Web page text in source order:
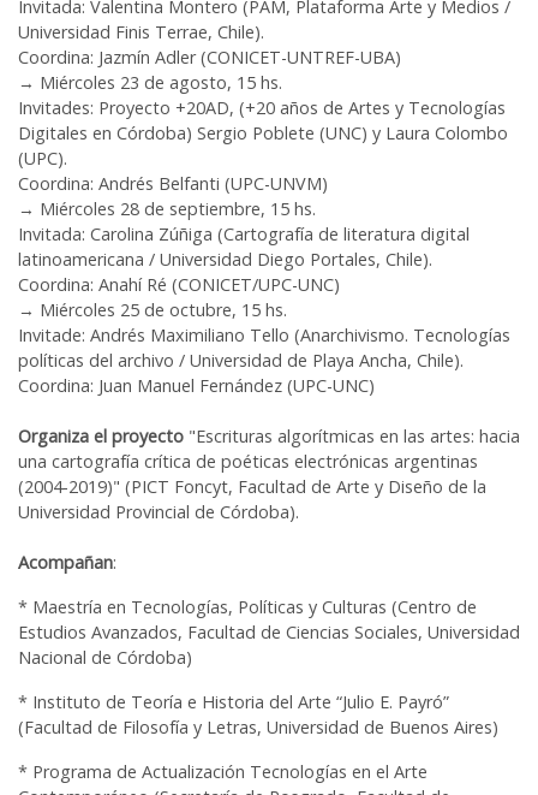
Invitada: Valentina Montero (PAM, Plataforma Arte y Medios /
Universidad Finis Terrae, Chile).
Coordina: Jazmín Adler (CONICET-UNTREF-UBA)
→ Miércoles 23 de agosto, 15 hs.
Invitades: Proyecto +20AD, (+20 años de Artes y Tecnologías
Digitales en Córdoba) Sergio Poblete (UNC) y Laura Colombo
(UPC).
Coordina: Andrés Belfanti (UPC-UNVM)
→ Miércoles 28 de septiembre, 15 hs.
Invitada: Carolina Zúñiga (Cartografía de literatura digital
latinoamericana / Universidad Diego Portales, Chile).
Coordina: Anahí Ré (CONICET/UPC-UNC)
→ Miércoles 25 de octubre, 15 hs.
Invitade: Andrés Maximiliano Tello (Anarchivismo. Tecnologías
políticas del archivo / Universidad de Playa Ancha, Chile).
Coordina: Juan Manuel Fernández (UPC-UNC)
Organiza el proyecto "Escrituras algorítmicas en las artes: hacia
una cartografía crítica de poéticas electrónicas argentinas
(2004-2019)" (PICT Foncyt, Facultad de Arte y Diseño de la
Universidad Provincial de Córdoba).
Acompañan:
* Maestría en Tecnologías, Políticas y Culturas (Centro de
Estudios Avanzados, Facultad de Ciencias Sociales, Universidad
Nacional de Córdoba)
* Instituto de Teoría e Historia del Arte “Julio E. Payró”
(Facultad de Filosofía y Letras, Universidad de Buenos Aires)
* Programa de Actualización Tecnologías en el Arte